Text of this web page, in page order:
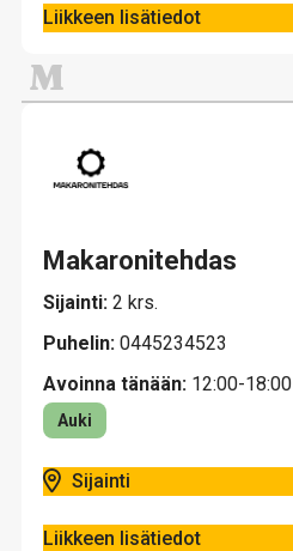
Liikkeen lisätiedot
M
Makaronitehdas
Sijainti: 2 krs.
Puhelin: 0445234523
Avoinna tänään: 12:00-18:00
Auki
Sijainti
Liikkeen lisätiedot